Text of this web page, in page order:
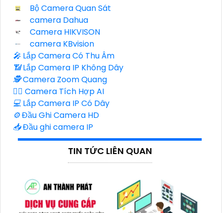
Bộ Camera Quan Sát
camera Dahua
Camera HIKVISON
camera KBvision
️🎤️ Lắp Camera Có Thu Âm
📶Lắp Camera IP Không Dây
🕵️Camera Zoom Quang
🧛‍♀️ Camera Tích Hợp AI
💻 Lắp Camera IP Có Dây
⚙️Đầu Ghi Camera HD
📥Đầu ghi camera IP
TIN TỨC LIÊN QUAN